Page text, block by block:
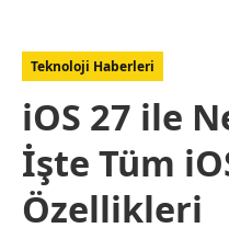
Teknoloji Haberleri
iOS 27 ile
İşte Tüm
Özellikleri